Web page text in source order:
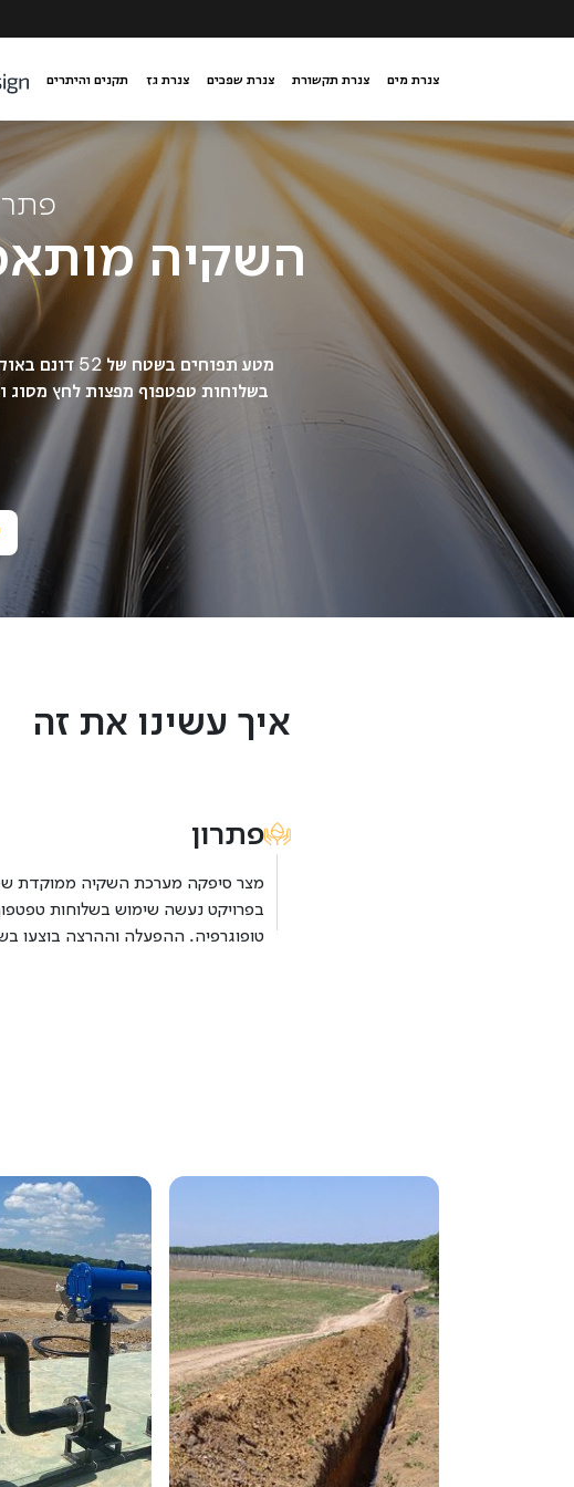
צנרת מים צנרת תקשורת צנרת שפכים צנרת גז תקנים והיתרים
השקיה
מטע
בשלוחות טפטפוף מפצות לחץ מסוג
איך עשינו את זה
פתרון
מצר סיפקה מערכת השקיה ממוקדת
בפרויקט נעשה שימוש בשלוחות
טופוגרפיה. ההפעלה וההרצה בוצעו